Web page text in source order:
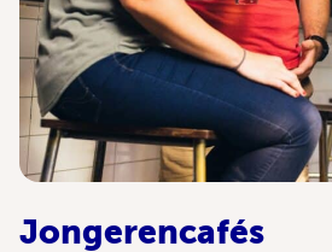
Jongerencafés